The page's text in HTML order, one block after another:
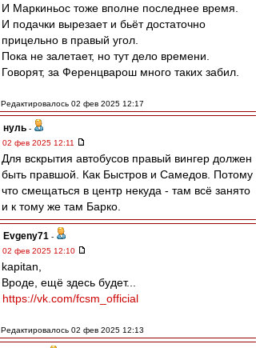
И Маркиньос тоже вполне последнее время.
И подачки вырезает и бьёт достаточно
прицельно в правый угол.
Пока не залетает, но тут дело времени.
Говорят, за Ференцварош много таких забил.
Редактировалось 02 фев 2025 12:17
нуль -
02 фев 2025 12:11
Для вскрытия автобусов правый вингер должен
быть правшой. Как Быстров и Самедов. Потому
что смещаться в центр некуда - там всё занято
и к тому же там Барко.
Evgeny71 -
02 фев 2025 12:10
kapitan,
Вроде, ещё здесь будет...
https://vk.com/fcsm_official
Редактировалось 02 фев 2025 12:13